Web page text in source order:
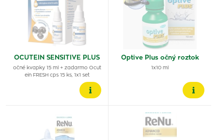
OCUTEIN SENSITIVE PLUS
očné kvapky 15 ml + zadarmo Ocut
ein FRESH cps 15 ks, 1x1 set
Optive Plus očný roztok
1x10 ml